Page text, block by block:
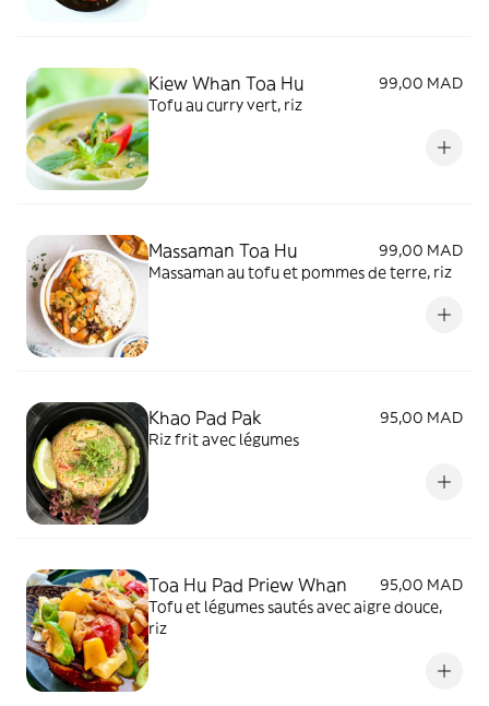
Kiew Whan Toa Hu
99,00 MAD
Tofu au curry vert, riz
Massaman Toa Hu
99,00 MAD
Massaman au tofu et pommes de terre, riz
Khao Pad Pak
95,00 MAD
Riz frit avec légumes
Toa Hu Pad Priew Whan
95,00 MAD
Tofu et légumes sautés avec aigre douce,
riz